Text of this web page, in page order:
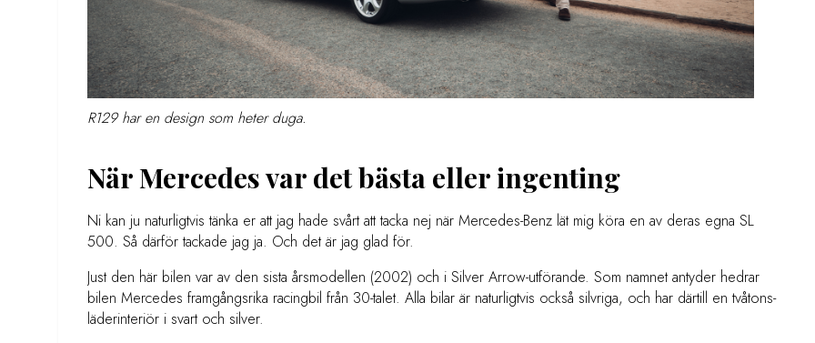
R129 har en design som heter duga.
När Mercedes var det bästa eller ingenting
Ni kan ju naturligtvis tänka er att jag hade svårt att tacka nej när Mercedes-Benz lät mig köra en av deras egna SL
500. Så därför tackade jag ja. Och det är jag glad för.
Just den här bilen var av den sista årsmodellen (2002) och i Silver Arrow-utförande. Som namnet antyder hedrar
bilen Mercedes framgångsrika racingbil från 30-talet. Alla bilar är naturligtvis också silvriga, och har därtill en tvåtons-
läderinteriör i svart och silver.